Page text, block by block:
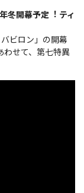
冬開幕予定︕ ティ
ビロン」の開幕
わせて、第七特異